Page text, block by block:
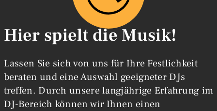
Hier spielt die Musik!
Lassen Sie sich von uns für Ihre Festlichkeit
beraten und eine Auswahl geeigneter DJs
treffen. Durch unsere langjährige Erfahrung im
DJ-Bereich können wir Ihnen einen